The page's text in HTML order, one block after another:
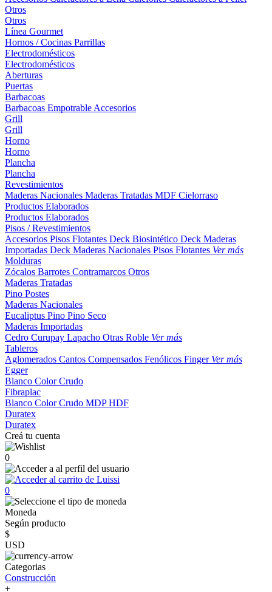
Otros
Otros
Línea Gourmet
Hornos / Cocinas Parrillas
Electrodomésticos
Electrodomésticos
Aberturas
Puertas
Barbacoas
Barbacoas Empotrable Accesorios
Grill
Grill
Horno
Horno
Plancha
Plancha
Revestimientos
Maderas Nacionales Maderas Tratadas MDF Cielorraso
Productos Elaborados
Productos Elaborados
Pisos / Revestimientos
Accesorios Pisos Flotantes Deck Biosintético Deck Maderas
Importadas Deck Maderas Nacionales Pisos Flotantes Ver más
Molduras
Zócalos Barrotes Contramarcos Otros
Maderas Tratadas
Pino Postes
Maderas Nacionales
Eucaliptus Pino Pino Seco
Maderas Importadas
Cedro Curupay Lapacho Otras Roble Ver más
Tableros
Aglomerados Cantos Compensados Fenólicos Finger Ver más
Egger
Blanco ColorCrudo
Fibraplac
Blanco ColorCrudo MDPHDF
Duratex
Duratex
Creá tu cuenta
0
0
Moneda
Según producto
$
USD
Categorias
Construcción
+